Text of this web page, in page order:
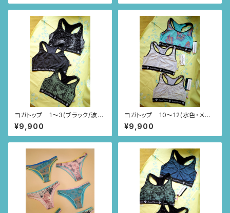
ヨガトップ 1〜3(ブラック/波・
ニャンドゥティ・レース柄)
¥9,900
ヨガトップ 10〜12(水色・メラ
ンジグレー・/ポンチパンチ・レー
ス・レース柄)
¥9,900